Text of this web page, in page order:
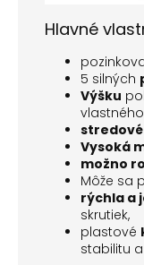
Hlavné
5 silných
Výšku
Vysoká
možno
Môže sa
rýchla a
skrutiek,
plastové
stabilitu